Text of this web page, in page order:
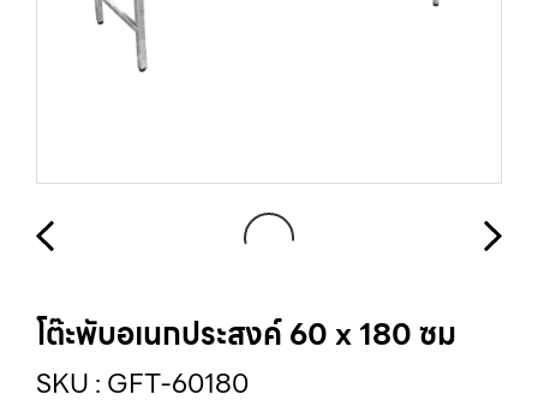
โต๊ะพับอเนกประสงค์ 60 x 180 ซม
SKU : GFT-60180